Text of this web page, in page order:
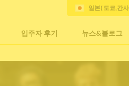
입주자 후기 뉴스&블로그
일본( 도쿄,간